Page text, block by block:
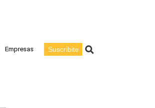
Empresas Suscribite Buscar